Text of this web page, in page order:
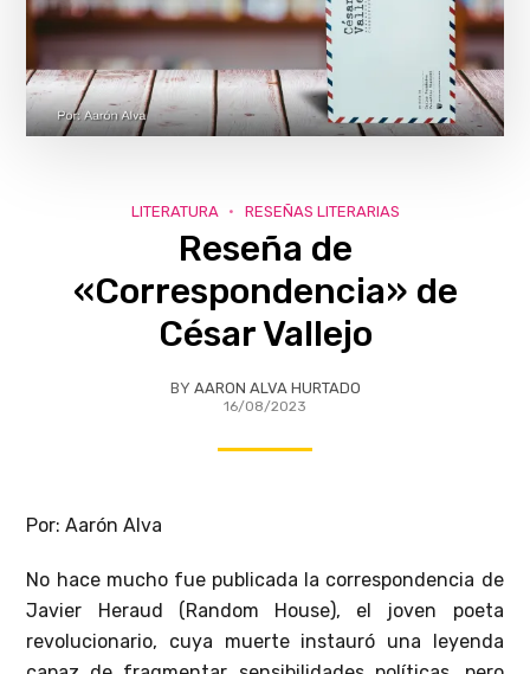
LITERATURA RESEÑAS LITERARIAS
Reseña de
«Correspondencia» de
César Vallejo
BY AARON ALVA HURTADO
16/08/2023
Por: Aarón Alva
No hace mucho fue publicada la correspondencia de
Javier Heraud (Random House), el joven poeta
revolucionario, cuya muerte instauró una leyenda